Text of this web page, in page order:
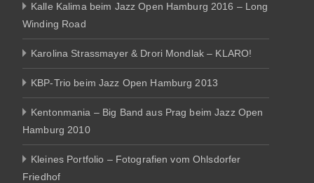
Kalle Kalima beim Jazz Open Hamburg 2016 – Long
Winding Road
Karolina Strassmayer & Drori Mondlak – KLARO!
KBP-Trio beim Jazz Open Hamburg 2013
Kentonmania – Big Band aus Prag beim Jazz Open
Hamburg 2010
Kleines Portfolio – Fotografien vom Ohlsdorfer
Friedhof